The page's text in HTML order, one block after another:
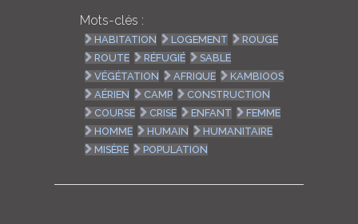
Mots-clés :
HABITATION LOGEMENT
ROUGE
ROUTE
RÉFUGIÉ
SABLE
VÉGÉTATION
AFRIQUE
KAMBIOOS
AÉRIEN
CAMP
CONSTRUCTION
COURSE
CRISE ENFANT
FEMME
HOMME
HUMAIN
HUMANITAIRE
MISÈRE
POPULATION